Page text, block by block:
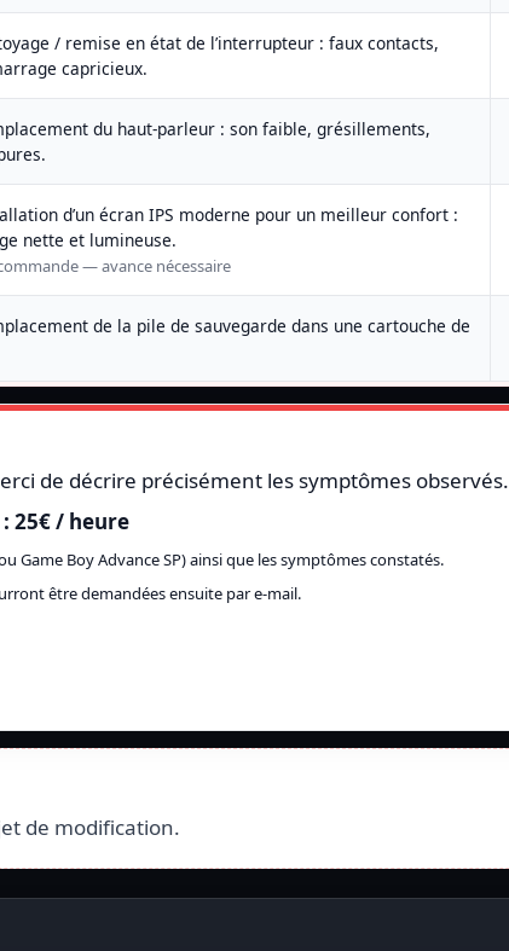
/ remise en état de l’interrupteur : faux contacts,
capricieux.
du haut-parleur : son faible, grésillements,
d’un écran IPS moderne pour un meilleur confort :
nette et lumineuse.
— avance nécessaire
de la pile de sauvegarde dans une cartouche de
de décrire précisément les symptômes observés.
25€ / heure
Game Boy Advance SP) ainsi que les symptômes constatés.
être demandées ensuite par e-mail.
de modification.